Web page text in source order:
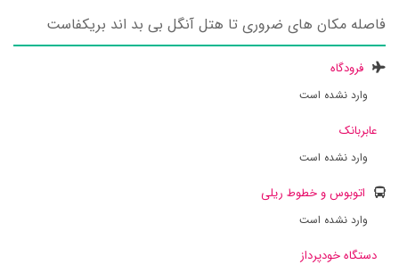
فاصله مکان های ضروری تا هتل آنگل بی بد اند بریکفاست
فرودگاه
وارد نشده است
عابربانک
وارد نشده است
اتوبوس و خطوط ریلی
وارد نشده است
دستگاه خودپرداز